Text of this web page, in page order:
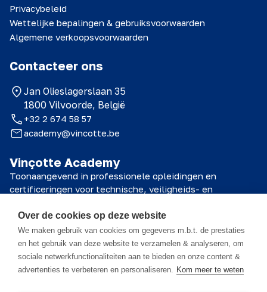
Vinçotte Academy
Toonaangevend in professionele opleidingen en
certificeringen voor technische, veiligheids- en
© 2026 Vinçotte Academy
Privacybeleid
Wettelijke bepalingen & gebruiksvoorwaarden
Algemene verkoopsvoorwaarden
Contacteer ons
Jan Olieslagerslaan 35
1800 Vilvoorde, België
+32 2 674 58 57
academy@vincotte.be
Het cursusmateriaal is eigendom van Vinçotte Academy NV en alle
daarin vervatte informatie is vertrouwelijk. Dit materiaal is uitsluitend
Over de cookies op deze website
We maken gebruik van cookies om gegevens m.b.t. de prestaties
en het gebruik van deze website te verzamelen & analyseren, om
sociale netwerkfunctionaliteiten aan te bieden en onze content &
advertenties te verbeteren en personaliseren. Kom meer te weten